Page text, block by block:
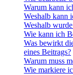
Warum kann
Weshalb kann
Weshalb
Wie kann ich
Was bewirkt
eines Beitrags?
Warum muss
Wie markiere